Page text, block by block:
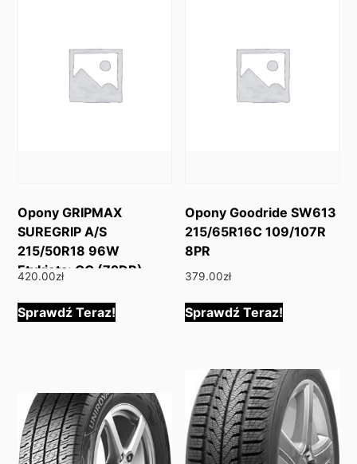
Opony GRIPMAX
SUREGRIP A/S
215/50R18 96W
Etykieta: CC (72DB)
420.00zł
Sprawdź Teraz!
Opony Goodride SW613
215/65R16C 109/107R
8PR
379.00zł
Sprawdź Teraz!